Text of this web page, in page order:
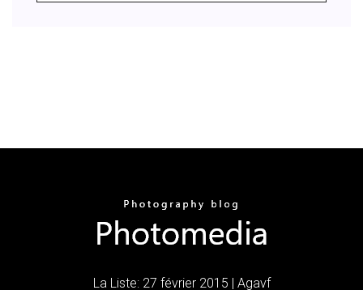
La Liste: 27 février 2015 | Agavf